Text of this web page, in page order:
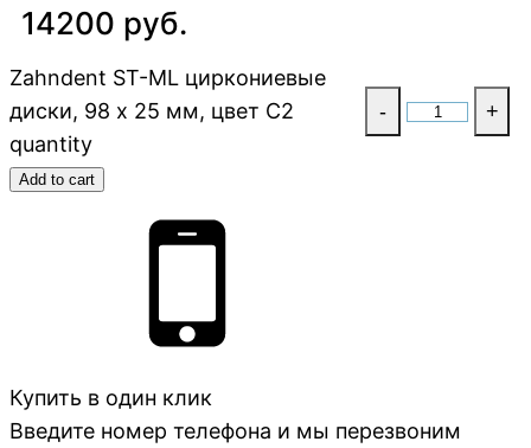
14200 руб.
Zahndent ST-ML циркониевые
диски, 98 х 25 мм, цвет C2
quantity
- +
Add to cart
Купить в один клик
Введите номер телефона и мы перезвоним